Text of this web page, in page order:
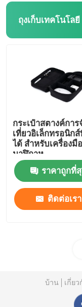
ถุงเก็บเทคโนโลยี
กระเป๋าสตางค์กา
เที่ยวอิเล็กทรอนิก
ได้ สําหรับเครื่องมือ
นาฬิกาหู
ราคาถูกที่
ติดต่อเรา
บ้าน เกี่ยว